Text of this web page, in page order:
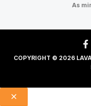
As
COPYRIGHT © 2026